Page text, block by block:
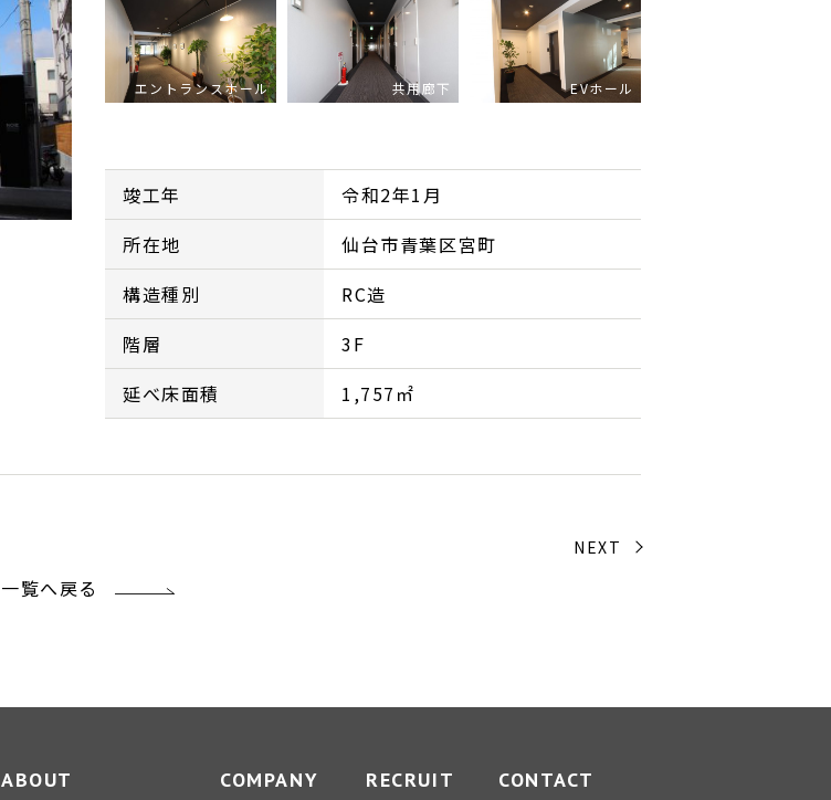
エントランスホール 共用廊下 EVホール
竣工年
令和2年1月
所在地
仙台市青葉区宮町
構造種別
RC造
階層
3F
延べ床面積
1,757㎡
NEXT
一覧へ戻る
ABOUT COMPANY RECRUIT CONTACT